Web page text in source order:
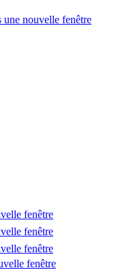
une nouvelle fenêtre
fenêtre
fenêtre
fenêtre
fenêtre